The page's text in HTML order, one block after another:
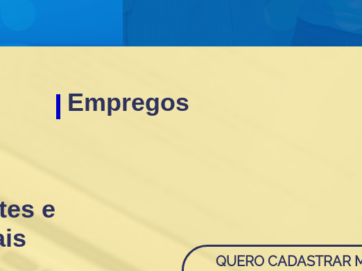
Empregos
e
QUERO CADASTRAR